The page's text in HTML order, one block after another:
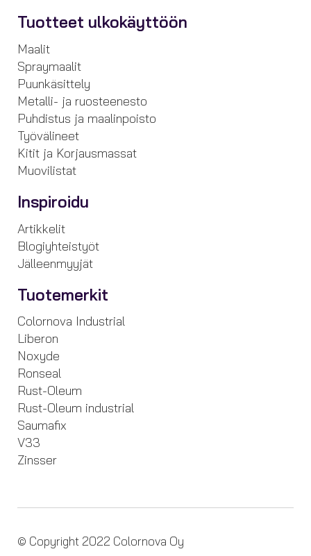
Tuotteet ulkokäyttöön
Maalit
Spraymaalit
Puunkäsittely
Metalli- ja ruosteenesto
Puhdistus ja maalinpoisto
Työvälineet
Kitit ja Korjausmassat
Muovilistat
Inspiroidu
Artikkelit
Blogiyhteistyöt
Jälleenmyyjät
Tuotemerkit
Colornova Industrial
Liberon
Noxyde
Ronseal
Rust-Oleum
Rust-Oleum industrial
Saumafix
V33
Zinsser
© Copyright 2022 Colornova Oy